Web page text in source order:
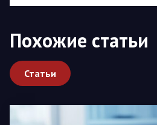
Похожие статьи
Статьи